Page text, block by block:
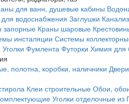
для ванн, душевые кабины
водоснабжения Заглушки
запорные Краны шаровые
инсталяции Системы
Уголки Фумлента Футорки Химия для
полотна, коробки, наличники
Клеи строительные Обои,
Уголки отделочные из